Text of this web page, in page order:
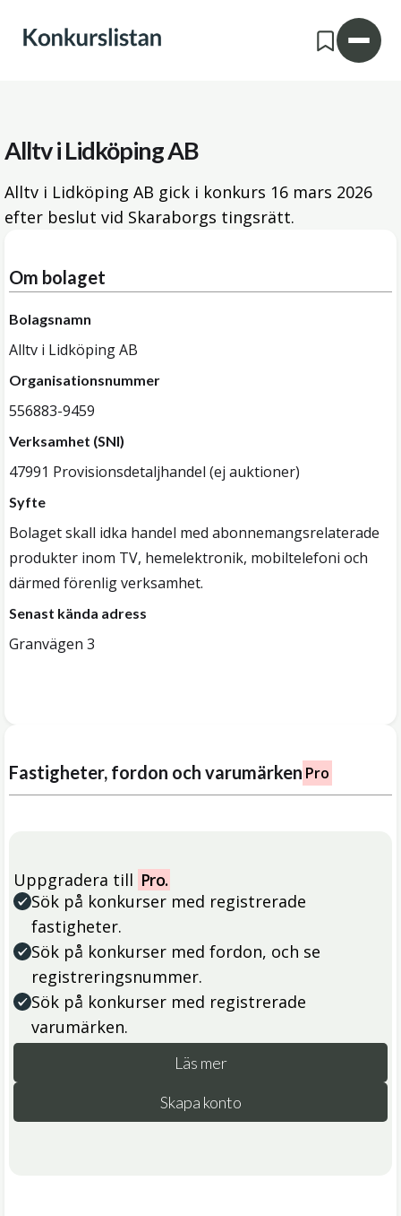
Alltv i Lidköping AB
Alltv i Lidköping AB gick i konkurs 16 mars 2026
efter beslut vid Skaraborgs tingsrätt.
Om bolaget
Bolagsnamn
Alltv i Lidköping AB
Organisationsnummer
556883-9459
Verksamhet (SNI)
47991 Provisionsdetaljhandel (ej auktioner)
Syfte
Bolaget skall idka handel med abonnemangsrelaterade
produkter inom TV, hemelektronik, mobiltelefoni och
därmed förenlig verksamhet.
Senast kända adress
Granvägen 3
Fastigheter, fordon och varumärken Pro
Uppgradera till Pro.
Sök på konkurser med registrerade
fastigheter.
Sök på konkurser med fordon, och se
registreringsnummer.
Sök på konkurser med registrerade
varumärken.
Läs mer
Skapa konto